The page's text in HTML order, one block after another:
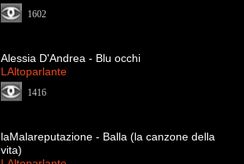
1602
Alessia D'Andrea - Blu occhi
LAltoparlante
1416
laMalareputazione - Balla (la canzone della
vita)